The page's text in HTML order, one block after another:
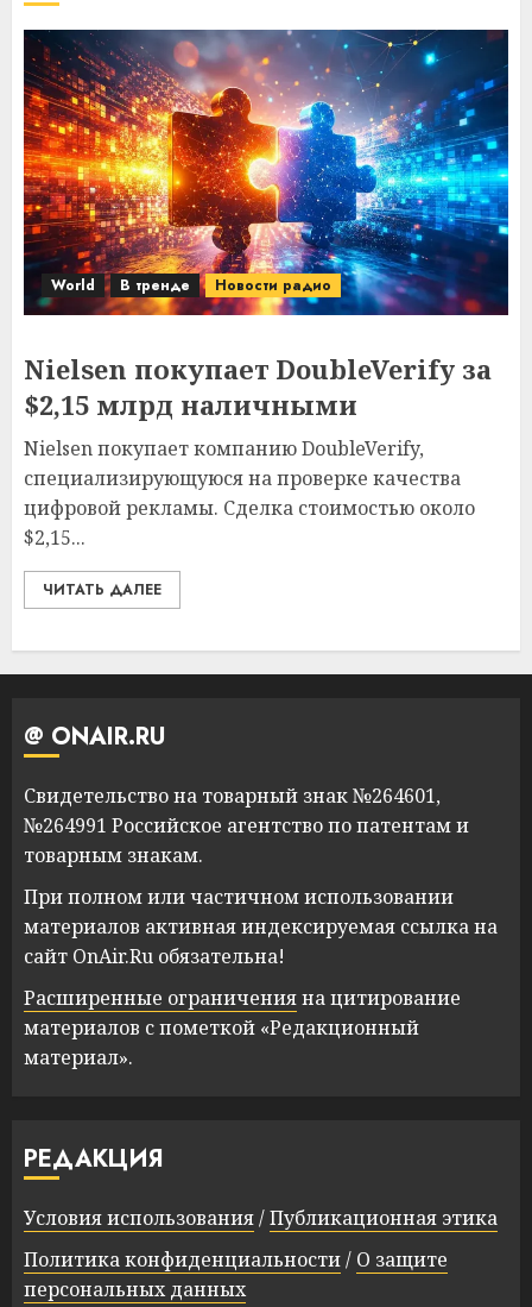
World В тренде Новости радио
Nielsen покупает DoubleVerify за
$2,15 млрд наличными
Nielsen покупает компанию DoubleVerify,
специализирующуюся на проверке качества
цифровой рекламы. Сделка стоимостью около
$2,15...
ЧИТАТЬ ДАЛЕЕ
@ ONAIR.RU
Свидетельство на товарный знак №264601,
№264991 Российское агентство по патентам и
товарным знакам.
При полном или частичном использовании
материалов активная индексируемая ссылка на
сайт OnAir.Ru обязательна!
Расширенные ограниченияна цитирование
материалов с пометкой «Редакционный
материал».
РЕДАКЦИЯ
Условия использования/Публикационная этика
Политика конфиденциальности/ О защите
персональных данных